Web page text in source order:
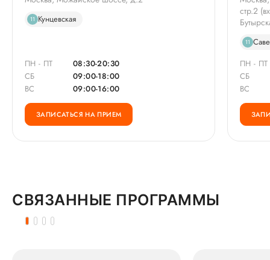
11 Кунцевская
ПН - ПТ
08:30-20:30
СБ
09:00-18:00
ВС
09:00-16:00
ЗАПИСАТЬСЯ НА ПРИЕМ
стр.2
11
ПН - ПТ
СБ
ВС
СВЯЗАННЫЕ ПРОГРАММЫ